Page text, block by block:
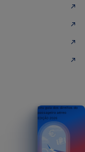
Seu guia dos direitos do
passageiro aéreo
EDIÇÃO 2026